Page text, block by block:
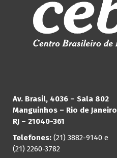
Av. Brasil, 4036 – Sala 802
Manguinhos – Rio de Janeiro
RJ – 21040-361
Telefones: (21) 3882-9140 e
(21) 2260-3782